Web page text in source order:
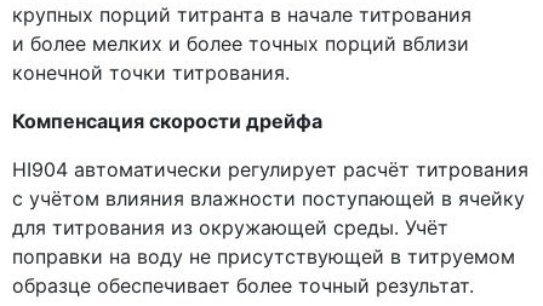
крупных порций титранта в начале титрования
и более мелких и более точных порций вблизи
конечной точки титрования.
Компенсация скорости дрейфа
HI904 автоматически регулирует расчёт титрования
с учётом влияния влажности поступающей в ячейку
для титрования из окружающей среды. Учёт
поправки на воду не присутствующей в титруемом
образце обеспечивает более точный результат.